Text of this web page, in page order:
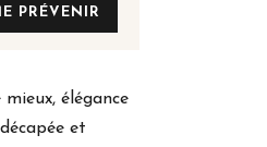
PRÉVENIR
élégance
et